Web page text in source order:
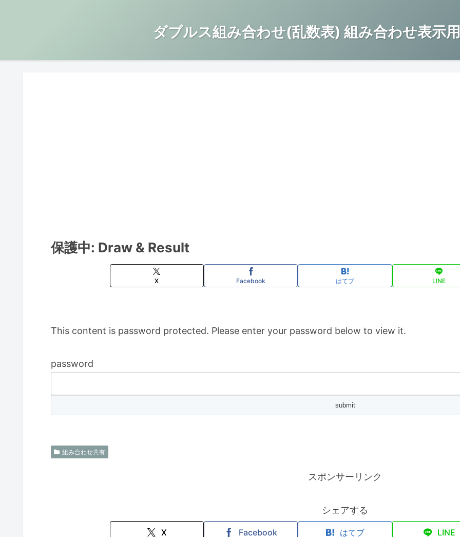
ダブルス組み合わせ(乱数表) 組み合わせ表示
保護中: Draw & Result
X Facebook はてブ LINE
This content is password protected. Please enter your password below to view it.
password
組み合わせ共有
スポンサーリンク
シェアする
X Facebook はてブ LINE